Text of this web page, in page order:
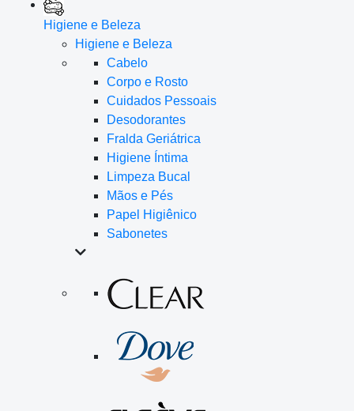
Higiene e Beleza
Higiene e Beleza
Cabelo
Corpo e Rosto
Cuidados Pessoais
Desodorantes
Fralda Geriátrica
Higiene Íntima
Limpeza Bucal
Mãos e Pés
Papel Higiênico
Sabonetes